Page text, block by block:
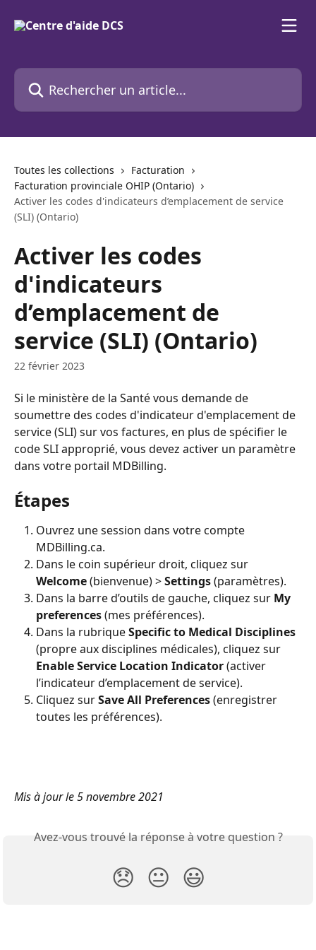
Rechercher un article...
Toutes les collections
Facturation
Facturation provinciale OHIP (Ontario)
Activer les codes d'indicateurs d’emplacement de service
(SLI) (Ontario)
Activer les codes
d'indicateurs
d’emplacement de
service (SLI) (Ontario)
22 février 2023
Si le ministère de la Santé vous demande de
soumettre des codes d'indicateur d'emplacement de
service (SLI) sur vos factures, en plus de spécifier le
code SLI approprié, vous devez activer un paramètre
dans votre portail MDBilling.
Étapes
Ouvrez une session dans votre compte
MDBilling.ca.
Dans le coin supérieur droit, cliquez sur
Welcome (bienvenue) > Settings (paramètres).
Dans la barre d’outils de gauche, cliquez sur My
preferences (mes préférences).
Dans la rubrique Specific to Medical Disciplines
(propre aux disciplines médicales), cliquez sur
Enable Service Location Indicator (activer
l’indicateur d’emplacement de service).
Cliquez sur Save All Preferences (enregistrer
toutes les préférences).
Mis à jour le 5 novembre 2021
Avez-vous trouvé la réponse à votre question ?
😞 😐 😃